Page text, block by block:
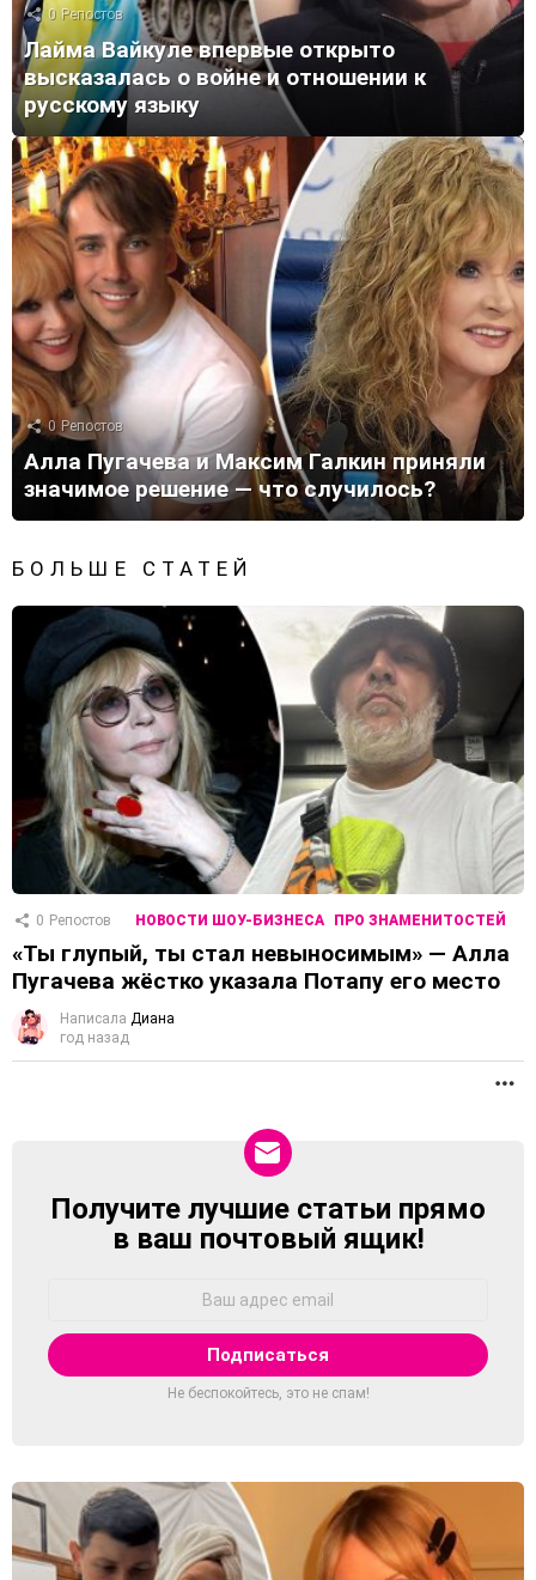
0 Репостов
Лайма Вайкуле впервые открыто
высказалась о войне и отношении к
русскому языку
0 Репостов
Алла Пугачева и Максим Галкин приняли
значимое решение — что случилось?
БОЛЬШЕ СТАТЕЙ
0 Репостов НОВОСТИ ШОУ-БИЗНЕСА ПРО ЗНАМЕНИТОСТЕЙ
«Ты глупый, ты стал невыносимым» — Алла
Пугачева жёстко указала Потапу его место
Написала Диана
год назад
NEWSLETTER
Получите лучшие статьи прямо
в ваш почтовый ящик!
Не беспокойтесь, это не спам!